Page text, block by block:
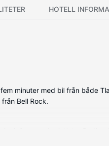
HOTELL
minuter med bil från både
Bell Rock.
värdeförvaringsskåp och